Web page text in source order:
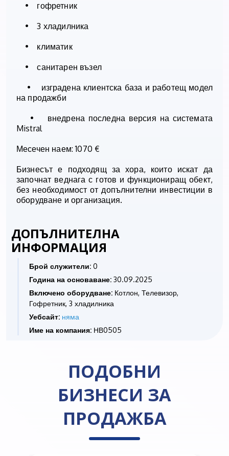
• гофретник
• 3 хладилника
• климатик
• санитарен възел
• изградена клиентска база и работещ модел
на продажби
• внедрена последна версия на системата
Mistral
Месечен наем: 1070 €
Бизнесът е подходящ за хора, които искат да
започнат веднага с готов и функциониращ обект,
без необходимост от допълнителни инвестиции в
оборудване и организация.
ДОПЪЛНИТЕЛНА
ИНФОРМАЦИЯ
Брой служители: 0
Година на основаване: 30.09.2025
Включено оборудване: Котлон, Телевизор,
Гофретник, 3 хладилника
Уебсайт: няма
Име на компания: НВ0505
ПОДОБНИ
БИЗНЕСИ ЗА
ПРОДАЖБА